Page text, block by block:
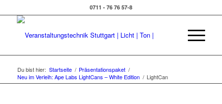
0711 - 76 76 57-8
Du bist hier: Startseite / Präsentationspaket /
Neu im Verleih: Ape Labs LightCans – White Edition / LightCan